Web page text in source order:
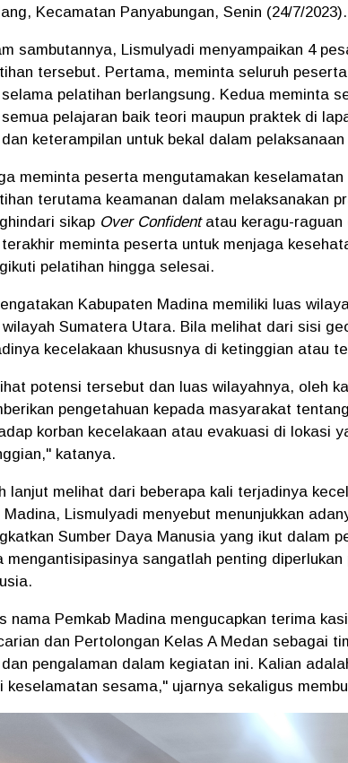
Kecamatan Panyabungan, Senin (24/7/2023).
sambutannya, Lismulyadi menyampaikan 4
tersebut. Pertama, meminta seluruh
selama pelatihan berlangsung. Kedua meminta
semua pelajaran baik teori maupun praktek di
dan keterampilan untuk bekal dalam
meminta peserta mengutamakan
terutama keamanan dalam melaksanakan
sikap Over Confidentatau keragu-raguan
terakhir meminta peserta untuk menjaga
pelatihan hingga selesai.
Kabupaten Madina memiliki luas
wilayah Sumatera Utara. Bila melihat dari sisi
kecelakaan khususnya di ketinggian atau
potensi tersebut dan luas wilayahnya, oleh
pengetahuan kepada masyarakat
korban kecelakaan atau evakuasi di lokasi
katanya.
lanjut melihat dari beberapa kali terjadinya
Madina, Lismulyadi menyebut menunjukkan
Sumber Daya Manusia yang ikut dalam
mengantisipasinya sangatlah penting
nama Pemkab Madina mengucapkan terima
dan Pertolongan Kelas A Medan sebagai
pengalaman dalam kegiatan ini. Kalian
keselamatan sesama," ujarnya sekaligus